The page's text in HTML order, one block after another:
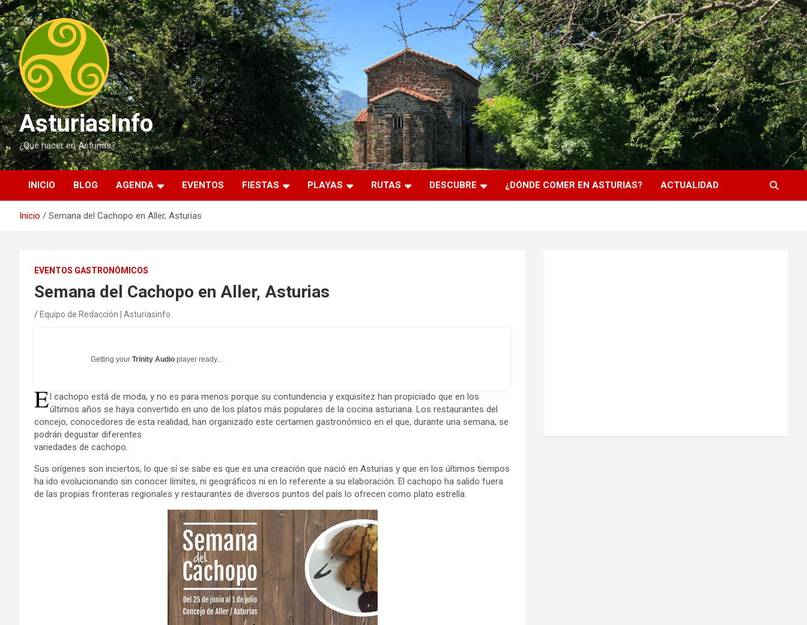
Saltar
al
contenido
AsturiasInfo
¿Qué hacer en Asturias?
INICIO BLOG AGENDA EVENTOS FIESTAS PLAYAS RUTAS DESCUBRE ¿DÓNDE COMER EN ASTURIAS? ACTUALIDAD
Inicio Semana del Cachopo en Aller, Asturias
EVENTOS GASTRONÓMICOS
Semana del Cachopo en Aller, Asturias
Equipo de Redacción | Asturiasinfo
Getting your Trinity Audio player ready...
El cachopo está de moda, y no es para menos porque su contundencia y exquisitez han propiciado que en los
últimos años se haya convertido en uno de los platos más populares de la cocina asturiana. Los restaurantes del
concejo, conocedores de esta realidad, han organizado este certamen gastronómico en el que, durante una semana, se
podrán degustar diferentes
variedades de cachopo.
Sus orígenes son inciertos, lo que sí se sabe es que es una creación que nació en Asturias y que en los últimos tiempos
ha ido evolucionando sin conocer límites, ni geográficos ni en lo referente a su elaboración. El cachopo ha salido fuera
de las propias fronteras regionales y restaurantes de diversos puntos del país lo ofrecen como plato estrella.